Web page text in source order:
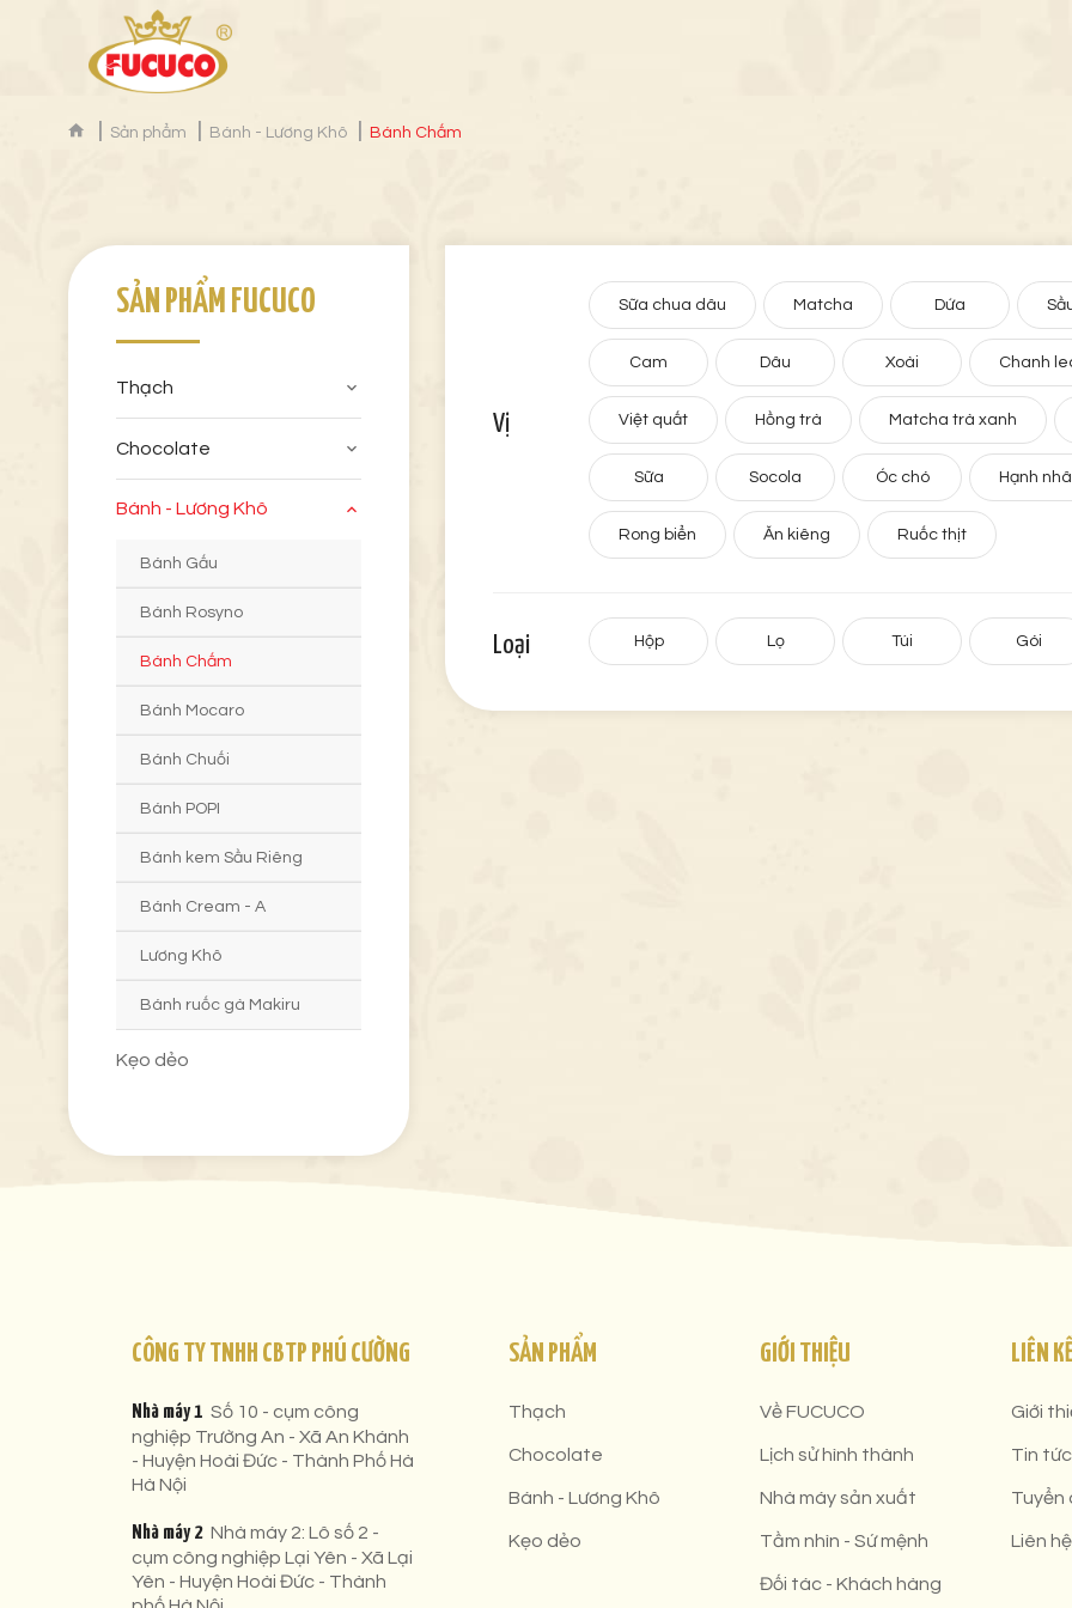
Sản phẩm Bánh - Lương Khô Bánh Chấm
SẢN PHẨM FUCUCO
Thạch
Chocolate
Bánh - Lương Khô
Bánh Gấu
Bánh Rosyno
Bánh Chấm
Bánh Mocaro
Bánh Chuối
Bánh POPI
Bánh kem Sầu Riêng
Bánh Cream - A
Lương Khô
Bánh ruốc gà Makiru
Kẹo dẻo
Vị
Sữa chua dâu Matcha Dứa
Cam Dâu Xoài Chanh
Việt quất Hồng trà Matcha trà xanh
Sữa Socola Óc chó Hạnh
Rong biển Ăn kiêng Ruốc thịt
Loại Hộp Lọ Túi Gói
CÔNG TY TNHH CBTP PHÚ CƯỜNG
Nhà máy 1 Số 10 - cụm công
nghiệp Trường An - Xã An Khánh
- Huyện Hoài Đức - Thành Phố Hà
Hà Nội
Nhà máy 2 Nhà máy 2: Lô số 2 -
cụm công nghiệp Lại Yên - Xã Lại
Yên - Huyện Hoài Đức - Thành
SẢN PHẨM
Thạch
Chocolate
Bánh - Lương Khô
Kẹo dẻo
GIỚI THIỆU
Về FUCUCO
Lịch sử hình thành
Nhà máy sản xuất
Tầm nhìn - Sứ mệnh
Đối tác - Khách hàng
LIÊN
Giới
Tin tức
Tuyển
Liên hệ